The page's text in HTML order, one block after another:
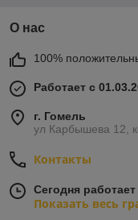
О нас
100%
Работает с
г. Гомель
ул Карбышева 12,
Контакты
Сегодня
Показать весь